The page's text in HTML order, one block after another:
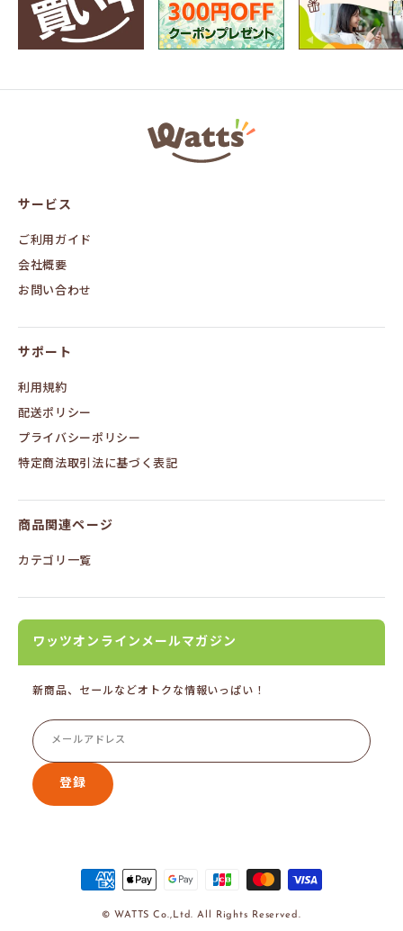
ワ
ッ
サービス
ご利用ガイド
会社概要
お問い合わせ
サポート
利用規約
配送ポリシー
プライバシーポリシー
特定商法取引法に基づく表記
商品関連ページ
カテゴリ一覧
ワッツオンラインメールマガジン
新商品、セールなどオトクな情報いっぱい！
登録
© WATTS Co.,Ltd. All Rights Reserved.